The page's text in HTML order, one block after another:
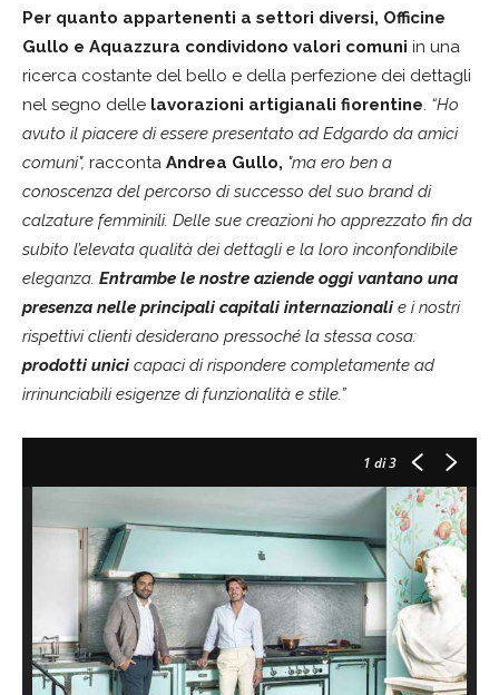
Per quanto appartenenti a settori diversi, Officine
Gullo e Aquazzura condividono valori comuni in una
ricerca costante del bello e della perfezione dei dettagli
nel segno delle lavorazioni artigianali fiorentine. “Ho
avuto il piacere di essere presentato ad Edgardo da amici
comuni", racconta Andrea Gullo, "ma ero ben a
conoscenza del percorso di successo del suo brand di
calzature femminili. Delle sue creazioni ho apprezzato fin da
subito l’elevata qualità dei dettagli e la loro inconfondibile
eleganza. Entrambe le nostre aziende oggi vantano una
presenza nelle principali capitali internazionalie i nostri
rispettivi clienti desiderano pressoché la stessa cosa:
prodotti unicicapaci di rispondere completamente ad
irrinunciabili esigenze di funzionalità e stile.”
1 di 3